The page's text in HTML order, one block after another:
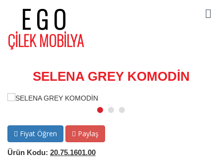
EGO
ÇİLEK MOBİLYA
SELENA GREY KOMODİN
Fiyat Öğren Paylaş
Ürün Kodu: 20.75.1601.00